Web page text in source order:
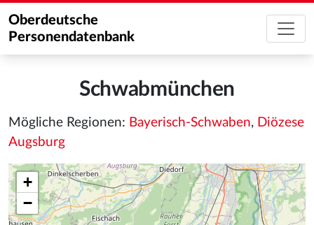
Oberdeutsche
Personendatenbank
Schwabmünchen
Mögliche Regionen: Bayerisch-Schwaben, Diözese
Augsburg
+
−